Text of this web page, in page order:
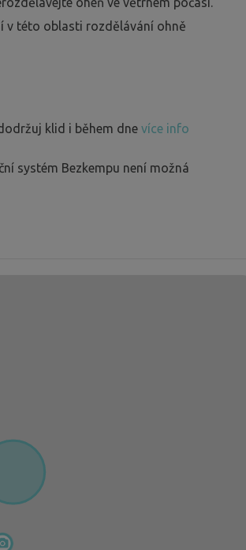
v této oblasti rozdělávání ohně
klid i během dne více info
systém Bezkempu není možná